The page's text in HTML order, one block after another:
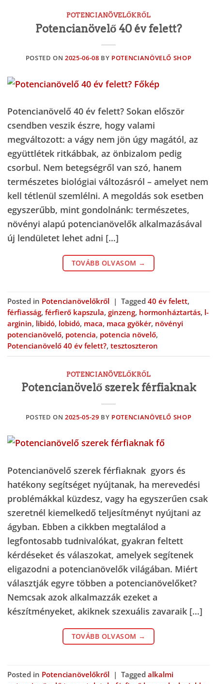
POTENCIANÖVELŐKRŐL
Potencianövelő 40 év felett?
POSTED ON2025-06-08 BY POTENCIANÖVELŐ SHOP
Potencianövelő 40 év felett? Sokan először
csendben veszik észre, hogy valami
megváltozott: a vágy nem jön úgy magától, az
együttlétek ritkábbak, az önbizalom pedig
csorbul. Nem betegségről van szó, hanem
természetes biológiai változásról – amelyet nem
kell tétlenül szemlélni. A megoldás sok esetben
egyszerűbb, mint gondolnánk: természetes,
növényi alapú potencianövelők alkalmazásával
új lendületet lehet adni […]
TOVÁBB OLVASOM →
Posted in Potencianövelőkről | Tagged 40 év felett,
férfiasság, férfierő kapszula, ginzeng, hormonháztartás, l-
arginin, libidó, lobidó, maca, maca gyökér, növényi
potencianövelő, potencia, potencia növelő,
Potencianövelő 40 év felett?, tesztoszteron
POTENCIANÖVELŐKRŐL
Potencianövelő szerek férfiaknak
POSTED ON2025-05-29 BY POTENCIANÖVELŐ SHOP
Potencianövelő szerek férfiaknak gyors és
hatékony segítséget nyújtanak, ha merevedési
problémákkal küzdesz, vagy ha egyszerűen csak
szeretnél kiemelkedő teljesítményt nyújtani az
ágyban. Ebben a cikkben megtalálod a
legfontosabb tudnivalókat, gyakran feltett
kérdéseket és válaszokat, amelyek segítenek
eligazodni a potencianövelők világában. Miért
választják egyre többen a potencianövelőket?
Nemcsak azok alkalmazzák ezeket a
készítményeket, akiknek szexuális zavaraik […]
TOVÁBB OLVASOM →
Posted in Potencianövelőkről | Tagged alkalmi